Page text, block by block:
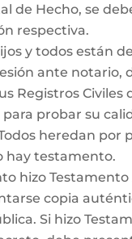
de Hecho, se
respectiva.
y todos están
ante notario,
Registros Civiles
probar su
heredan por
hay testamento.
hizo
copia
Si hizo